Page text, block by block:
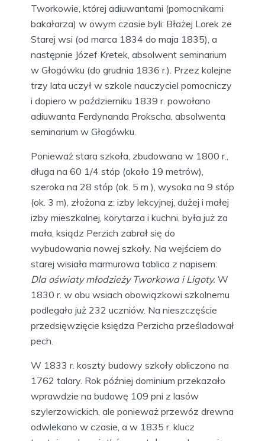
Tworkowie, której adiuwantami (pomocnikami
bakałarza) w owym czasie byli: Błażej Lorek ze
Starej wsi (od marca 1834 do maja 1835), a
następnie Józef Kretek, absolwent seminarium
w Głogówku (do grudnia 1836 r.). Przez kolejne
trzy lata uczył w szkole nauczyciel pomocniczy
i dopiero w październiku 1839 r. powołano
adiuwanta Ferdynanda Prokscha, absolwenta
seminarium w Głogówku.
Ponieważ stara szkoła, zbudowana w 1800 r.,
długa na 60 1/4 stóp (około 19 metrów),
szeroka na 28 stóp (ok. 5 m ), wysoka na 9 stóp
(ok. 3 m), złożona z: izby lekcyjnej, dużej i małej
izby mieszkalnej, korytarza i kuchni, była już za
mała, ksiądz Perzich zabrał się do
wybudowania nowej szkoły. Na wejściem do
starej wisiała marmurowa tablica z napisem:
Dla oświaty młodzieży Tworkowa i Ligoty. W
1830 r. w obu wsiach obowiązkowi szkolnemu
podlegało już 232 uczniów. Na nieszczęście
przedsięwzięcie księdza Perzicha prześladował
pech.
W 1833 r. koszty budowy szkoły obliczono na
1762 talary. Rok później dominium przekazało
wprawdzie na budowę 109 pni z lasów
szylerzowickich, ale ponieważ przewóz drewna
odwlekano w czasie, a w 1835 r. klucz